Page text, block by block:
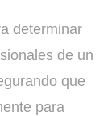
determinar
de un
que
para